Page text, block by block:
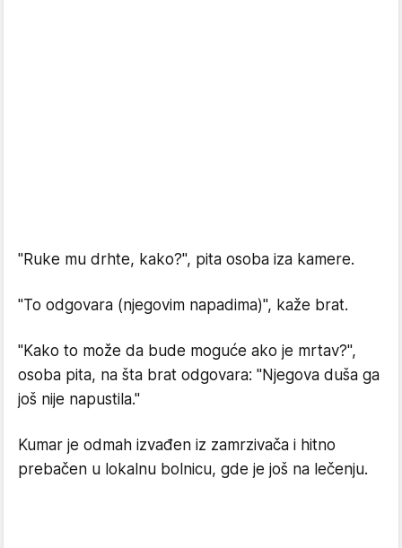
"Ruke mu drhte, kako?", pita osoba iza kamere.
"To odgovara (njegovim napadima)", kaže brat.
"Kako to može da bude moguće ako je mrtav?",
osoba pita, na šta brat odgovara: "Njegova duša ga
još nije napustila."
Kumar je odmah izvađen iz zamrzivača i hitno
prebačen u lokalnu bolnicu, gde je još na lečenju.